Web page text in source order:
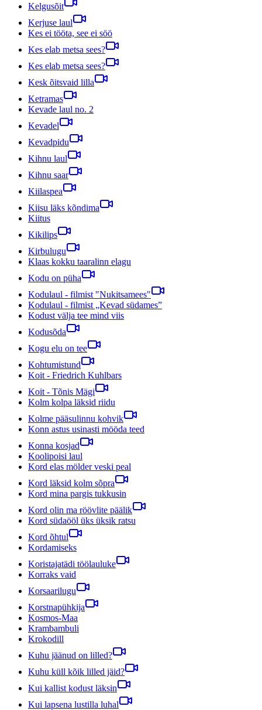
Kelgusõit
Kerjuse laul
Kes ei tööta, see ei söö
Kes elab metsa sees?
Kes elab metsa sees?
Kesk õitsvaid lilla
Ketramas
Kevade laul no. 2
Kevadel
Kevadpidu
Kihnu laul
Kihnu saar
Kiilaspea
Kiisu läks kõndima
Kiitus
Kikilips
Kirbulugu
Klaas kokku taaralinn elagu
Kodu on püha
Kodulaul - filmist "Nukitsamees"
Kodulaul - filmist „Kevad südames”
Kodust välja tee mind viis
Kodusõda
Kogu elu on tee
Kohtumistund
Koit - Friedrich Kuhlbars
Koit - Tõnis Mägi
Kolm kolpa läksid riidu
Kolme pääsulinnu kohvik
Konn astus usinasti mööda teed
Konna kosjad
Koolipoisi laul
Kord elas mölder veski peal
Kord läksid kolm sõpra
Kord mina pargis tukkusin
Kord olin ma röövlite päälik
Kord südaööl üks üksik ratsu
Kord õhtul
Kordamiseks
Koristajatädi töölauluke
Korraks vaid
Korsaarilugu
Korstnapühkija
Kosmos-Maa
Krambambuli
Krokodill
Kuhu jäänud on lilled?
Kuhu küll kõik lilled jäid?
Kui kallist kodust läksin
Kui lapsena lustilla luhal